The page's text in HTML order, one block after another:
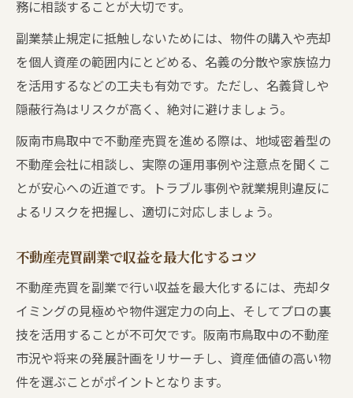
務に相談することが大切です。
副業禁止規定に抵触しないためには、物件の購入や売却
を個人資産の範囲内にとどめる、名義の分散や家族協力
を活用するなどの工夫も有効です。ただし、名義貸しや
隠蔽行為はリスクが高く、絶対に避けましょう。
阪南市鳥取中で不動産売買を進める際は、地域密着型の
不動産会社に相談し、実際の運用事例や注意点を聞くこ
とが安心への近道です。トラブル事例や就業規則違反に
よるリスクを把握し、適切に対応しましょう。
不動産売買副業で収益を最大化するコツ
不動産売買を副業で行い収益を最大化するには、売却タ
イミングの見極めや物件選定力の向上、そしてプロの裏
技を活用することが不可欠です。阪南市鳥取中の不動産
市況や将来の発展計画をリサーチし、資産価値の高い物
件を選ぶことがポイントとなります。